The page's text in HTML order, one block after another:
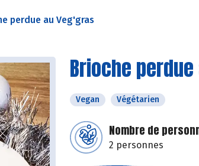
perdue au Veg'gras
Brioche
Vegan Végétarien
Nombre de
2 personnes